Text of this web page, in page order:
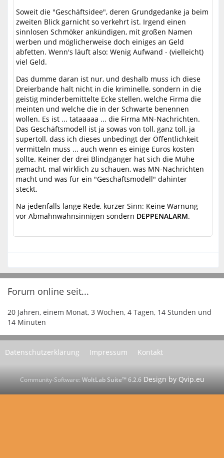
Soweit die "Geschäftsidee", deren Grundgedanke ja beim
zweiten Blick garnicht so verkehrt ist. Irgend einen
sinnlosen Schmöker ankündigen, mit großen Namen
werben und möglicherweise doch einiges an Geld
abfetten. Wenn's läuft also: Wenig Aufwand - (vielleicht)
viel Geld.
Das dumme daran ist nur, und deshalb muss ich diese
Dreierbande halt nicht in die kriminelle, sondern in die
geistig minderbemittelte Ecke stellen, welche Firma die
meinten und welche die in der Schwarte benennen
wollen. Es ist ... tataaaaa ... die Firma MN-Nachrichten.
Das Geschäftsmodell ist ja sowas von toll, ganz toll, ja
supertoll, dass ich dieses unbedingt der Öffentlichkeit
vermitteln muss ... auch wenn es einige Euros kosten
sollte. Keiner der drei Blindgänger hat sich die Mühe
gemacht, mal wirklich zu schauen, was MN-Nachrichten
macht und was für ein "Geschäftsmodell" dahinter
steckt.
Na jedenfalls lange Rede, kurzer Sinn: Keine Warnung
vor Abmahnwahnsinnigen sondern DEPPENALARM.
Forum online seit...
20 Jahren, einem Monat, 3 Wochen, 4 Tagen, 14 Stunden und
14 Minuten
Datenschutzerklärung Impressum Kontakt
Community-Software: WoltLab Suite™ 6.2.6